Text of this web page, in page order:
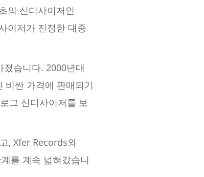
의 신디사이저인
이저가 진정한 대중
습니다. 2000년대
비싼 가격에 판매되기
그 신디사이저를 보
, Xfer Records와
를 계속 넓혀갔습니